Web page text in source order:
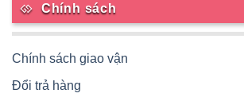
Chính sách
Chính sách giao vận
Đổi trả hàng